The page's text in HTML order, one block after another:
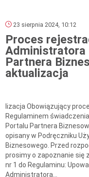
23 sierpnia 2024, 10:12
Proces
Administratora
Partnera
aktualizacja
lizacja Obowiązujący
Regulaminem
Portalu Partnera
opisany w Podręczniku
Biznesowego. Przed
prosimy o zapoznanie się
nr 1 do Regulaminu:
Administratora...